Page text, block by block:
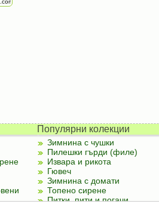
Популярни колекции
Зимнина с чушки
Пилешки гърди (филе)
Извара и рикота
Гювеч
Зимнина с домати
Топено сирене
Питки, пити и погачи